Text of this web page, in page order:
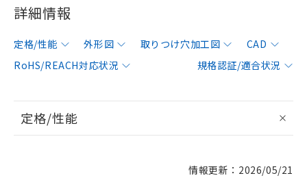
詳細情報
定格/性能 外形図 取りつけ穴加工図
CAD
RoHS/REACH対応状況
規格認証/適合状況
定格/性能
情報更新：2026/05/21